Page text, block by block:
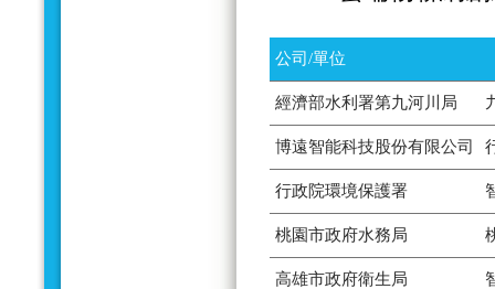
公司/單位
經濟部水利署第九河川局
博遠智能科技股份有限公司
行政院環境保護署
桃園市政府水務局
高雄市政府衛生局